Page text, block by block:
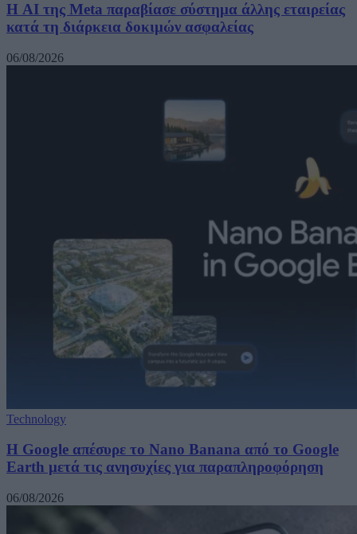
Η AI της Meta παραβίασε σύστημα άλλης εταιρείας
κατά τη διάρκεια δοκιμών ασφαλείας
06/08/2026
Technology
Η Google απέσυρε το Nano Banana από το Google
Earth μετά τις ανησυχίες για παραπληροφόρηση
06/08/2026